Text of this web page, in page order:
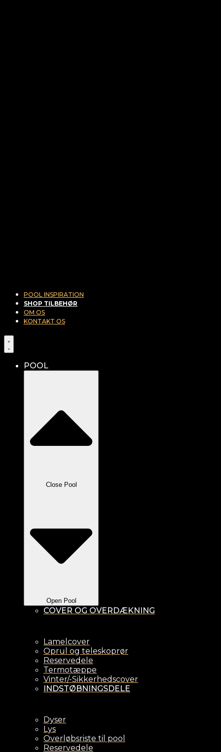
POOL INSPIRATION
SHOP TILBEHØR
OM OS
KONTAKT OS
POOL
Close Pool
Open Pool
COVER OG OVERDÆKNING
Lamelcover
Oprul og teleskoprør
Reservedele
Termotæppe
Vinter/-Sikkerhedscover
INDSTØBNINGSDELE
Dyser
Lys
Overløbsriste til pool
Reservedele